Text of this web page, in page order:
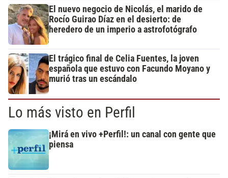
El nuevo negocio de Nicolás, el marido de
Rocío Guirao Díaz en el desierto: de
heredero de un imperio a astrofotógrafo
El trágico final de Celia Fuentes, la joven
española que estuvo con Facundo Moyano y
murió tras un escándalo
Lo más visto en Perfil
¡Mirá en vivo +Perfil!: un canal con gente que
piensa